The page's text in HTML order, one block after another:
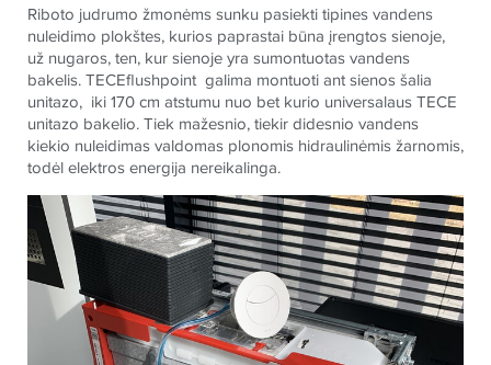
Riboto judrumo žmonėms sunku pasiekti tipines vandens
nuleidimo plokštes, kurios paprastai būna įrengtos sienoje,
už nugaros, ten, kur sienoje yra sumontuotas vandens
bakelis.TECEflushpoint galima montuoti ant sienos šalia
unitazo, iki 170 cm atstumu nuo bet kurio universalausTECE
unitazo bakelio. Tiek mažesnio, tiekir didesnio vandens
kiekio nuleidimas valdomas plonomis hidraulinėmis žarnomis,
todėl elektros energija nereikalinga.